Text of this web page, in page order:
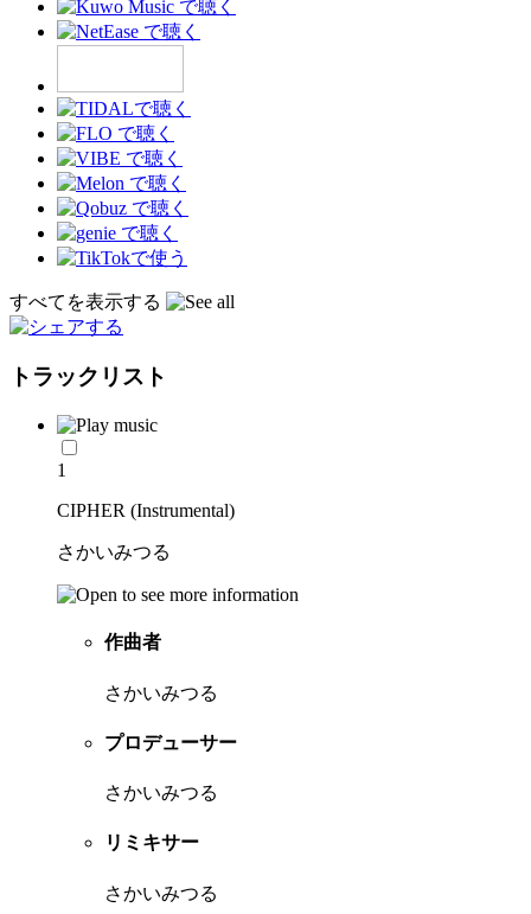
すべてを表示する
トラックリスト
1
CIPHER (Instrumental)
さかいみつる
作曲者
さかいみつる
プロデューサー
さかいみつる
リミキサー
さかいみつる